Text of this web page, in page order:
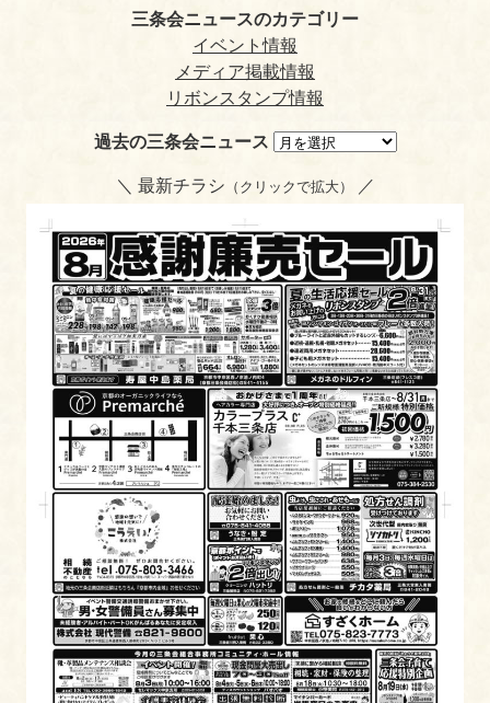
三条会ニュースのカテゴリー
イベント情報
メディア掲載情報
リボンスタンプ情報
過去の三条会ニュース
＼ 最新チラシ （クリックで拡大） ／